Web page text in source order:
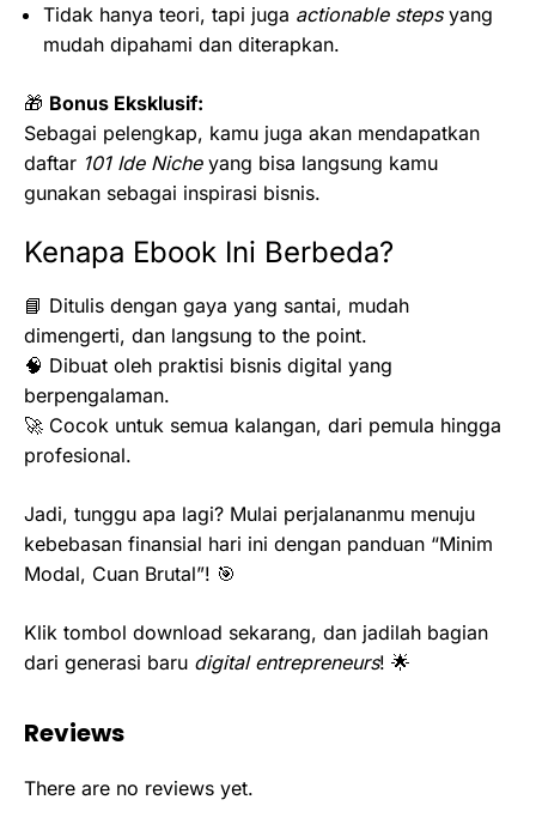
Tidak hanya teori, tapi juga actionable stepsyang
mudah dipahami dan diterapkan.
🎁 Bonus Eksklusif:
Sebagai pelengkap, kamu juga akan mendapatkan
daftar 101 Ide Nicheyang bisa langsung kamu
gunakan sebagai inspirasi bisnis.
Kenapa Ebook Ini Berbeda?
📘 Ditulis dengan gaya yang santai, mudah
dimengerti, dan langsung to the point.
🧠 Dibuat oleh praktisi bisnis digital yang
berpengalaman.
🚀 Cocok untuk semua kalangan, dari pemula hingga
profesional.
Jadi, tunggu apa lagi? Mulai perjalananmu menuju
kebebasan finansial hari ini dengan panduan “Minim
Modal, Cuan Brutal”! 🎯
Klik tombol download sekarang, dan jadilah bagian
dari generasi baru digital entrepreneurs! 🌟
Reviews
There are no reviews yet.